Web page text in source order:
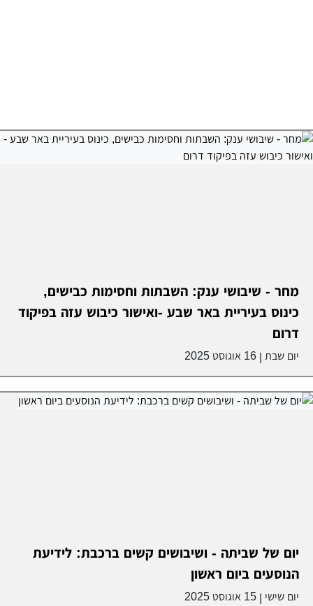
מחר - שיבושי ענק: השבתות וחסימות כבישים,
כינוס בעיריית באר שבע -ואישור כיבוש עזה בפיקוד
דרום
יום שבת 16 אוגוסט 2025
יום של שביתה - ושיבושים קשים ברכבת: לידיעת
הנוסעים ביום ראשון
יום שישי 15 אוגוסט 2025